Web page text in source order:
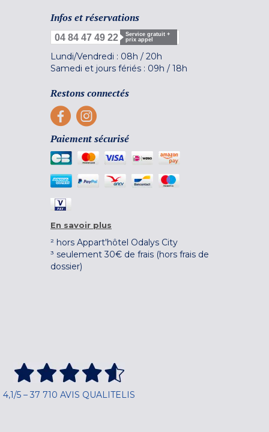
Infos et réservations
04 84 47 49 22
Service gratuit +
prix appel
Lundi/Vendredi : 08h / 20h
Samedi et jours fériés : 09h / 18h
Restons connectés
Paiement sécurisé
En savoir plus
² hors Appart'hôtel Odalys City
³ seulement 30€ de frais (hors frais de
dossier)
4,1/5 – 37 710 AVIS QUALITELIS